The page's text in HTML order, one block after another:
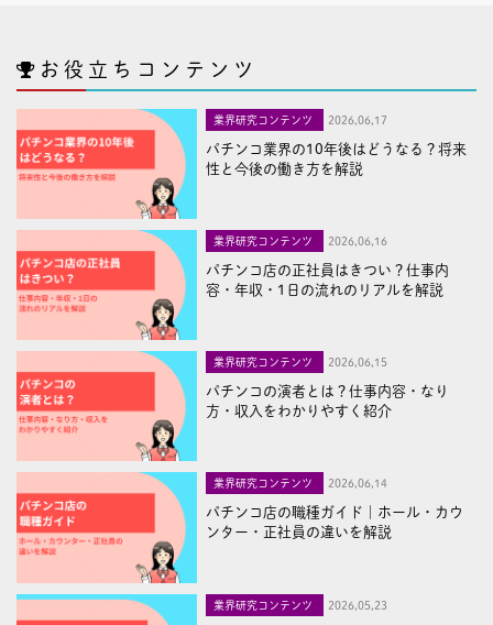
お役立ちコンテンツ
業界研究コンテンツ 2026,06,17
パチンコ業界の10年後はどうなる？将来
性と今後の働き方を解説
業界研究コンテンツ 2026,06,16
パチンコ店の正社員はきつい？仕事内
容・年収・1日の流れのリアルを解説
業界研究コンテンツ 2026,06,15
パチンコの演者とは？仕事内容・なり
方・収入をわかりやすく紹介
業界研究コンテンツ 2026,06,14
パチンコ店の職種ガイド｜ホール・カウ
ンター・正社員の違いを解説
業界研究コンテンツ 2026,05,23